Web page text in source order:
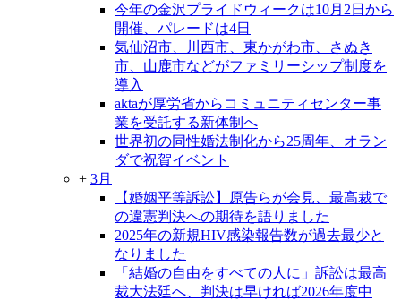
今年の金沢プライドウィークは10月2日から
開催、パレードは4日
気仙沼市、川西市、東かがわ市、さぬき
市、山鹿市などがファミリーシップ制度を
導入
aktaが厚労省からコミュニティセンター事
業を受託する新体制へ
世界初の同性婚法制化から25周年、オラン
ダで祝賀イベント
+ 3月
【婚姻平等訴訟】原告らが会見、最高裁で
の違憲判決への期待を語りました
2025年の新規HIV感染報告数が過去最少と
なりました
「結婚の自由をすべての人に」訴訟は最高
裁大法廷へ、判決は早ければ2026年度中